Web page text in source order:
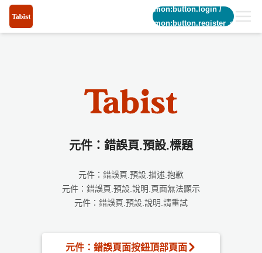
common:button.login/
common:button.register_short
元件：錯誤頁.預設.標題
元件：錯誤頁.預設.描述.抱歉
元件：錯誤頁.預設.說明.頁面無法顯示
元件：錯誤頁.預設.說明.請重試
元件：錯誤頁面按鈕頂部頁面